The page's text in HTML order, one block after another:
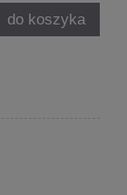
do koszyka